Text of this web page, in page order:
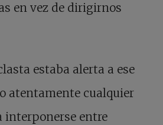
en vez de dirigirnos
estaba alerta a ese
atentamente cualquier
interponerse entre